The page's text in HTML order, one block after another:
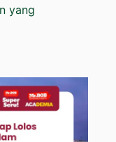
yang